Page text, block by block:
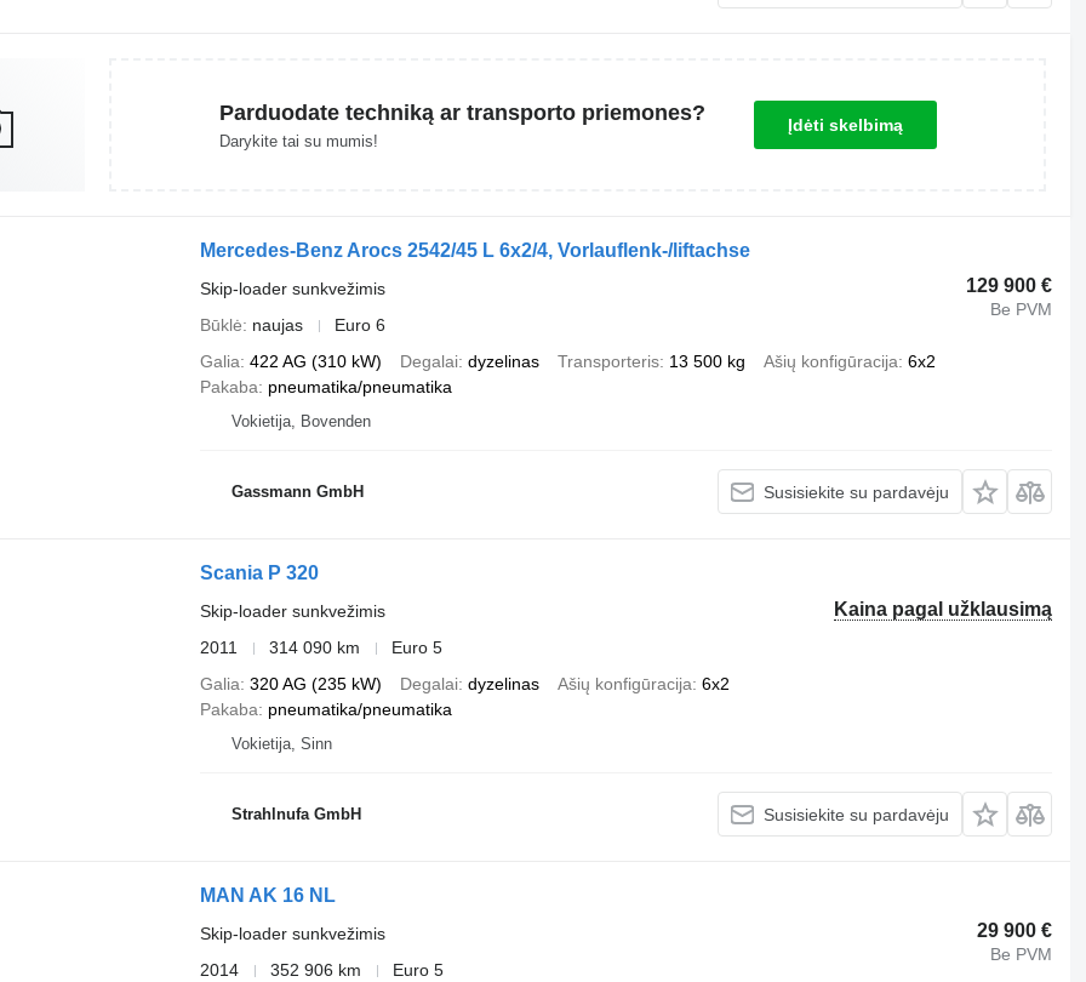
Parduodate techniką ar transporto priemones?
Darykite tai su mumis!
Įdėti skelbimą
Mercedes-Benz Arocs 2542/45 L 6x2/4, Vorlauflenk-/liftachse
129 900 €
Be PVM
Skip-loader sunkvežimis
Būklė
naujas
Euro 6
Galia 422 AG (310 kW) Degalai dyzelinas Transporteris 13 500 kg Ašių konfigūracija 6x2
Pakaba
pneumatika/pneumatika
Vokietija, Bovenden
Gassmann GmbH Susisiekite su pardavėju
Scania P 320
Kaina pagal užklausimą
Skip-loader sunkvežimis
2011
314 090 km
Euro 5
Galia 320 AG (235 kW) Degalai dyzelinas Ašių konfigūracija 6x2
Pakaba
pneumatika/pneumatika
Vokietija, Sinn
Strahlnufa GmbH Susisiekite su pardavėju
MAN AK 16 NL
29 900 €
Be PVM
Skip-loader sunkvežimis
2014
352 906 km
Euro 5